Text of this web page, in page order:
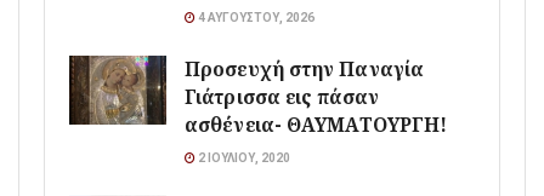
4 ΑΥΓΟΎΣΤΟΥ, 2026
Προσευχή στην Παναγία
Γιάτρισσα εις πάσαν
ασθένεια- ΘΑΥΜΑΤΟΥΡΓΗ!
2 ΙΟΥΛΊΟΥ, 2020